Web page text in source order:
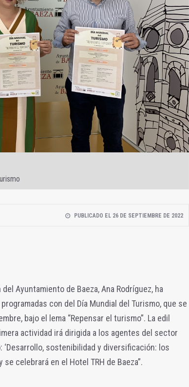
PUBLICADO EL 26 DE SEPTIEMBRE DE 2022
Ayuntamiento de Baeza, Ana Rodríguez, ha
con del Día Mundial del Turismo, que se
bajo el lema “Repensar el turismo”. La edil
actividad irá dirigida a los agentes del sector
sostenibilidad y diversificación: los
celebrará en el Hotel TRH de Baeza”.